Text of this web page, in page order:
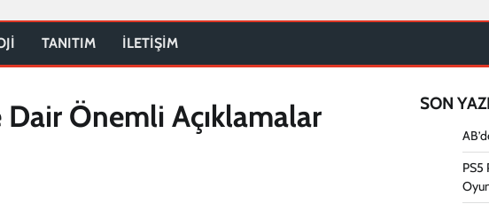
TANITIM İLETİŞİM
Önemli Açıklamalar SON
PS5